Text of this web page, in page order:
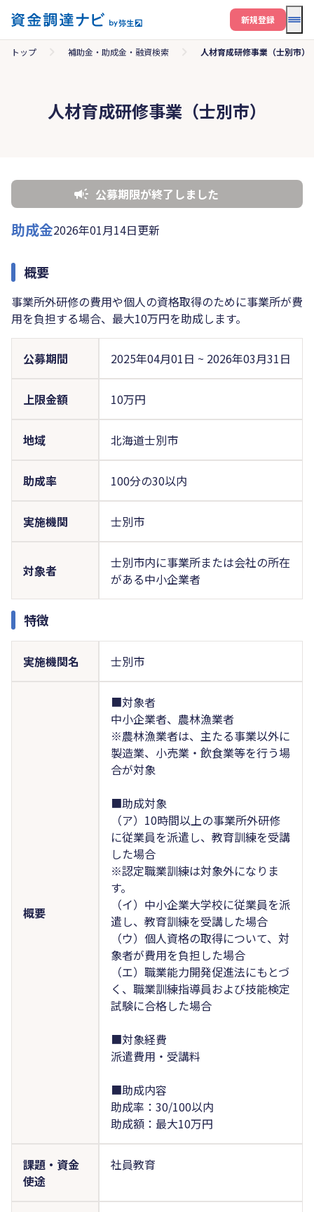
メ
新規登録
トップ 補助金・助成金・融資検索 人材育成研修事業（士別市）
人材育成研修事業（士別市）
公募期限が終了しました
助成金2026年01月14日更新
概要
事業所外研修の費用や個人の資格取得のために事業所が費
用を負担する場合、最大10万円を助成します。
公募期間 2025年04月01日 ~ 2026年03月31日
上限金額 10万円
地域 北海道士別市
助成率 100分の30以内
実施機関 士別市
対象者
士別市内に事業所または会社の所在
がある中小企業者
特徴
実施機関名 士別市
概要
■対象者
中小企業者、農林漁業者
※農林漁業者は、主たる事業以外に
製造業、小売業・飲食業等を行う場
合が対象
■助成対象
（ア）10時間以上の事業所外研修
に従業員を派遣し、教育訓練を受講
した場合
※認定職業訓練は対象外になりま
す。
（イ）中小企業大学校に従業員を派
遣し、教育訓練を受講した場合
（ウ）個人資格の取得について、対
象者が費用を負担した場合
（エ）職業能力開発促進法にもとづ
く、職業訓練指導員および技能検定
試験に合格した場合
■対象経費
派遣費用・受講料
■助成内容
助成率：30/100以内
助成額：最大10万円
課題・資金
使途
社員教育